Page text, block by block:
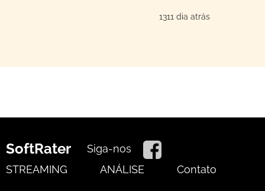
1311 dia atrás
SoftRater
Siga-nos
STREAMING
ANÁLISE Contato